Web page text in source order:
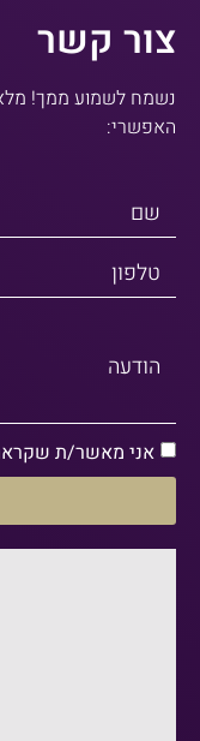
צור קשר
נשמח לשמוע ממך!
האפשרי:
שם
טלפון
הודעה
אני מאשר/ת